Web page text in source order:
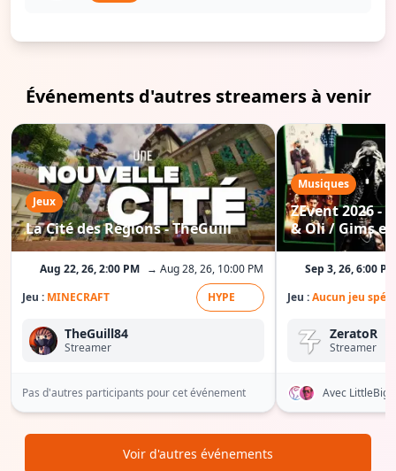
Événements d'autres streamers à venir
Jeux
La Cité des Régions - TheGuill
Aug 22, 26, 2:00 PM → Aug 28, 26, 10:00 PM
Jeu : MINECRAFT HYPE
TheGuill84
Streamer
Pas d'autres participants pour cet événement
Musiques
ZEvent 2026 -
& Oli / Gims
Sep 3, 26, 6:00 PM
Jeu :Aucun jeu
ZeratoR
Streamer
Avec
Voir d'autres événements